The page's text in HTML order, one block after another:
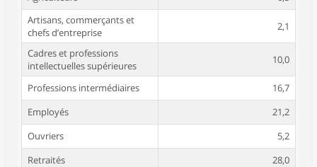
Artisans, commerçants et
chefs d’entreprise
2,1
Cadres et professions
intellectuelles supérieures
10,0
Professions intermédiaires
16,7
Employés
21,2
Ouvriers
5,2
Retraités
28,0